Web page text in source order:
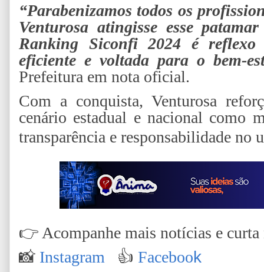
“Parabenizamos todos os
Venturosa atingisse esse
Ranking Siconfi 2024 é reflexo
eficiente e voltada para o bem-
Prefeitura em nota oficial.
Com a conquista, Venturosa
cenário estadual e nacional como
transparência e responsabilidade no
👉 Acompanhe mais notícias e curta
📸 Instagram 👍 Facebook